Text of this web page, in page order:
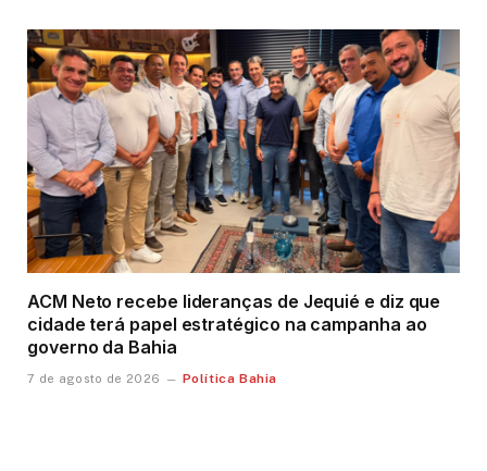
ACM Neto recebe lideranças de Jequié e diz que
cidade terá papel estratégico na campanha ao
governo da Bahia
7 de agosto de 2026 Política Bahia